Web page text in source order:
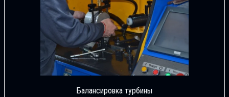
Балансировка турбины